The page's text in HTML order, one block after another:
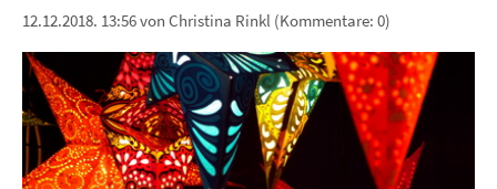
12.12.2018. 13:56von Christina Rinkl (Kommentare: 0)